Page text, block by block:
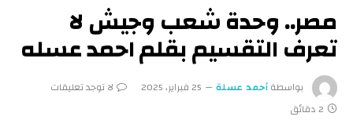
مصر.. وحدة شعب وجيش لا
تعرف التقسيم بقلم احمد عسله
بواسطةأحمد عسلة 25 فبراير، 2025
لا توجد تعليقات
2 دقائق